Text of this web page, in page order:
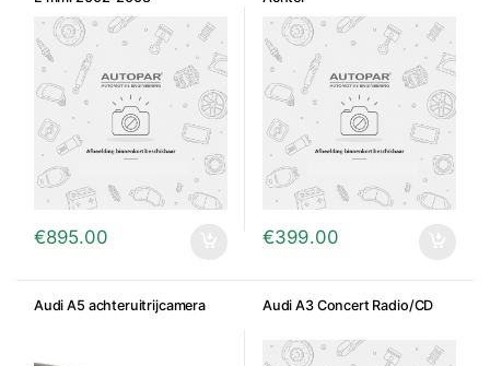
€895.00 €399.00
Audi A5 achteruitrijcamera Audi A3 Concert Radio/CD